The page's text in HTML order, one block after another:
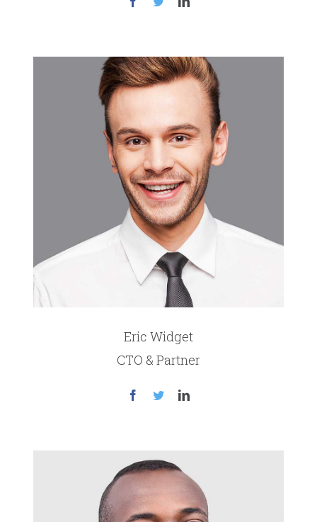
Eric Widget
CTO & Partner